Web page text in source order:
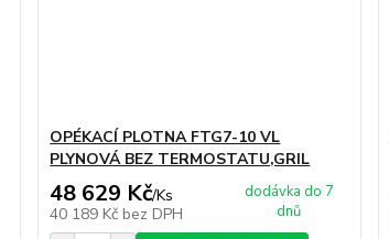
OPÉKACÍ PLOTNA FTG7-10 VL
PLYNOVÁ BEZ TERMOSTATU,GRIL
48 629 Kč/Ks
40 189 Kč bez DPH
dodávka do 7
dnů